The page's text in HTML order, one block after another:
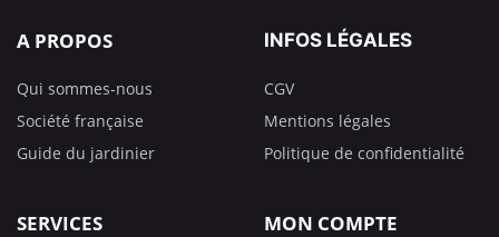
A PROPOS
Qui sommes-nous
Société française
Guide du jardinier
INFOS LÉGALES
CGV
Mentions légales
Politique de confidentialité
SERVICES MON COMPTE